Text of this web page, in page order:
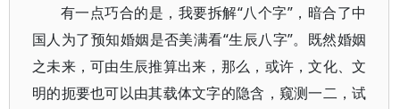
有一点巧合的是，我要拆解“八个字”，暗合了中
国人为了预知婚姻是否美满看“生辰八字”。既然婚姻
之未来，可由生辰推算出来，那么，或许，文化、文
明的扼要也可以由其载体文字的隐含，窥测一二，试